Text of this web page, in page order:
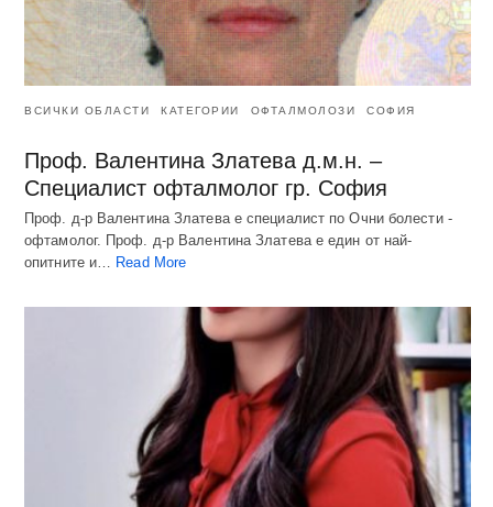
ВСИЧКИ ОБЛАСТИ КАТЕГОРИИ ОФТАЛМОЛОЗИ СОФИЯ
Проф. Валентина Златева д.м.н. –
Специалист офталмолог гр. София
Проф. д-р Валентина Златева е специалист по Очни болести -
офтамолог. Проф. д-р Валентина Златева е един от най-
опитните и… Read More